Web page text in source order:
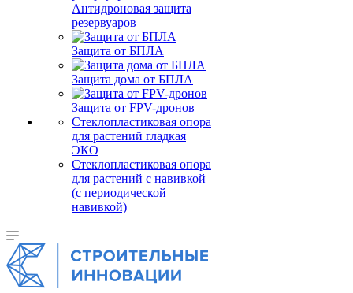
Антидроновая защита
резервуаров
Защита от БПЛА
Защита дома от БПЛА
Защита от FPV-дронов
Стеклопластиковая опора
для растений гладкая
ЭКО
Стеклопластиковая опора
для растений с навивкой
(с периодической
навивкой)